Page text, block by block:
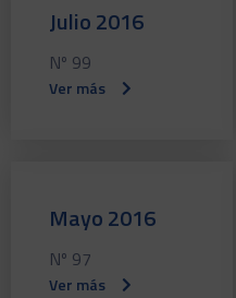
Julio 2016
Nº 99
Ver más
Mayo 2016
Nº 97
Ver más